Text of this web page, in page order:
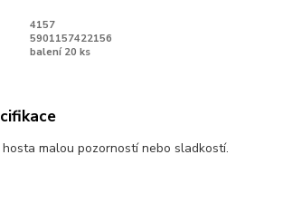
4157
5901157422156
balení 20 ks
malou pozorností nebo sladkostí.